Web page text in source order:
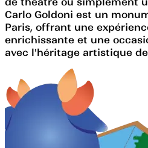
Carlo Goldoni est un
Paris, offrant une
enrichissante et une
avec l'héritage artistique